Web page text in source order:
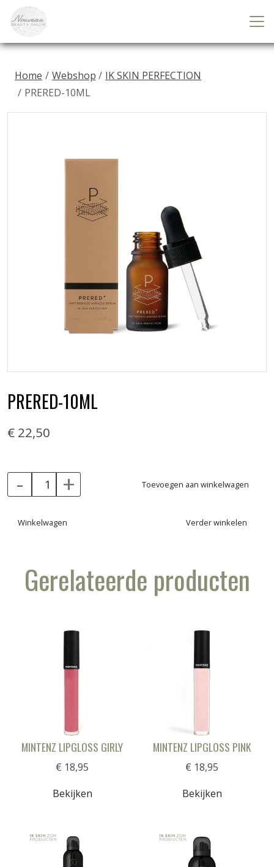
Home Webshop
IK SKIN PERFECTION
PRERED-10ML
PRERED-10ML
€ 22,50
- + Toevoegen aan winkelwagen
Winkelwagen Verder winkelen
Gerelateerde producten
MINTENZ LIPGLOSS GIRLY
€ 18,95
Bekijken
MINTENZ LIPGLOSS PINK
€ 18,95
Bekijken